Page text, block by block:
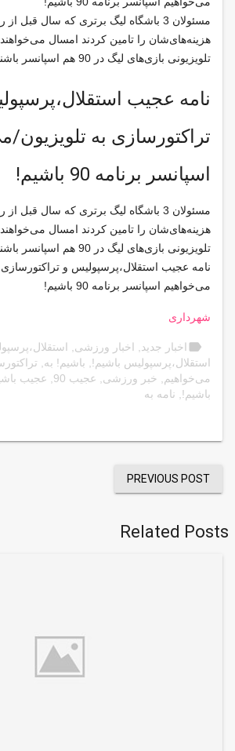
مسئولان 3 باشگاه لیگ برتری که سال قبل
هزینه‌های‌شان را تامین کردند امسال
تلویزیونی بازی‌های لیگ در 90 هم اسپانسر باشند.
نامه عجیب
تراکتورسازی به تلویزیون/
اسپانسر برنامه 90 باشیم!
مسئولان 3 باشگاه لیگ برتری که سال قبل
هزینه‌های‌شان را تامین کردند امسال
تلویزیونی بازی‌های لیگ در 90 هم اسپانسر باشند.
نامه عجیب استقلال،پرسپولیس و تراکتورسازی
می‌خواهیم اسپانسر برنامه 90 باشیم!
شهرداری
label اخبار جدید اخبار ورزشی
استقلال،پرسپولیس باشیم!
باشیم! به
می‌خواهیم
خبر ورزشی عجیب 90 عجیب
باشیم!
نامه به
PREVIOUS POST
Related Posts